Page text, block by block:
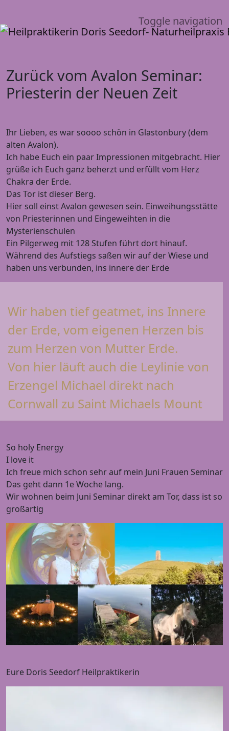
Toggle navigation
Zurück vom Avalon Seminar:
Priesterin der Neuen Zeit
Ihr Lieben, es war soooo schön in Glastonbury (dem
alten Avalon).
Ich habe Euch ein paar Impressionen mitgebracht. Hier
grüße ich Euch ganz beherzt und erfüllt vom Herz
Chakra der Erde.
Das Tor ist dieser Berg.
Hier soll einst Avalon gewesen sein. Einweihungsstätte
von Priesterinnen und Eingeweihten in die
Mysterienschulen
Ein Pilgerweg mit 128 Stufen führt dort hinauf.
Während des Aufstiegs saßen wir auf der Wiese und
haben uns verbunden, ins innere der Erde
Wir haben tief geatmet, ins Innere
der Erde, vom eigenen Herzen bis
zum Herzen von Mutter Erde.
Von hier läuft auch die Leylinie von
Erzengel Michael direkt nach
Cornwall zu Saint Michaels Mount
So holy Energy
I love it
Ich freue mich schon sehr auf mein Juni Frauen Seminar
Das geht dann 1e Woche lang.
Wir wohnen beim Juni Seminar direkt am Tor, dass ist so
großartig
Eure Doris Seedorf Heilpraktikerin